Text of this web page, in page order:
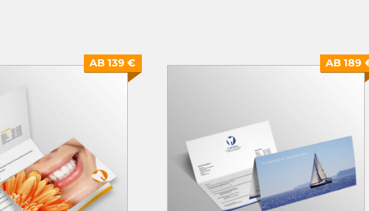
AB 139 € AB 189